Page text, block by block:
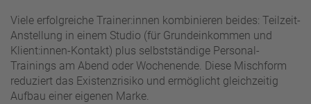
Viele erfolgreiche Trainer:innen kombinieren beides: Teilzeit-
Anstellung in einem Studio (für Grundeinkommen und
Klient:innen-Kontakt) plus selbstständige Personal-
Trainings am Abend oder Wochenende. Diese Mischform
reduziert das Existenzrisiko und ermöglicht gleichzeitig
Aufbau einer eigenen Marke.